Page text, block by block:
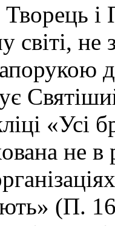
і
світі, не
«Усі
не в
(П.